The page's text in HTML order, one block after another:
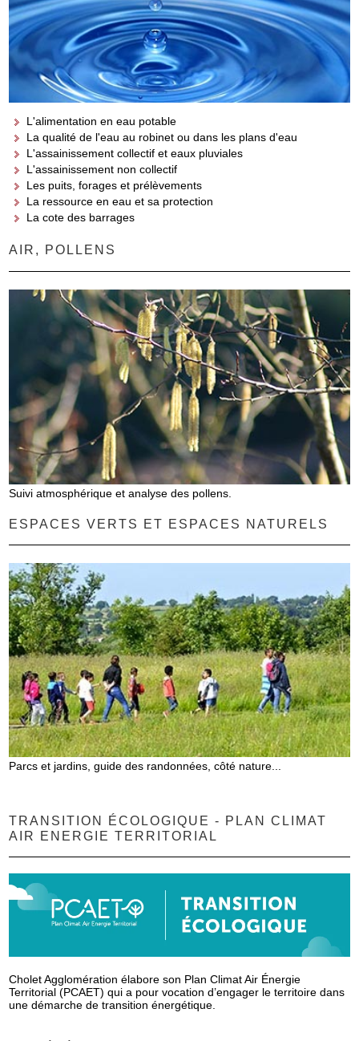
L'alimentation en eau potable
La qualité de l'eau au robinet ou dans les plans d'eau
L'assainissement collectif et eaux pluviales
L'assainissement non collectif
Les puits, forages et prélèvements
La ressource en eau et sa protection
La cote des barrages
AIR, POLLENS
Suivi atmosphérique et analyse des pollens.
ESPACES VERTS ET ESPACES NATURELS
Parcs et jardins, guide des randonnées, côté nature...
TRANSITION ÉCOLOGIQUE - PLAN CLIMAT
AIR ENERGIE TERRITORIAL
Cholet Agglomération élabore son Plan Climat Air Énergie
Territorial (PCAET) qui a pour vocation d’engager le territoire dans
une démarche de transition énergétique.